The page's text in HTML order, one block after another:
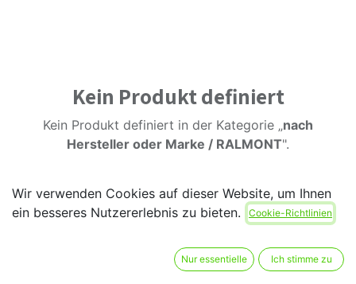
Kein Produkt definiert
Kein Produkt definiert in der Kategorie „nach
Hersteller oder Marke / RALMONT".
Wir verwenden Cookies auf dieser Website, um Ihnen
ein besseres Nutzererlebnis zu bieten.
Cookie-Richtlinien
Nur essentielle Ich stimme zu